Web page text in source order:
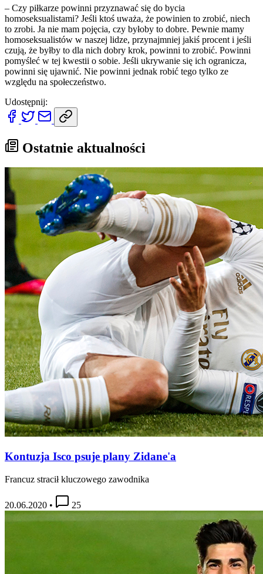
– Czy piłkarze powinni przyznawać się do bycia
homoseksualistami? Jeśli ktoś uważa, że powinien to zrobić, niech
to zrobi. Ja nie mam pojęcia, czy byłoby to dobre. Pewnie mamy
homoseksualistów w naszej lidze, przynajmniej jakiś procent i jeśli
czują, że byłby to dla nich dobry krok, powinni to zrobić. Powinni
pomyśleć w tej kwestii o sobie. Jeśli ukrywanie się ich ogranicza,
powinni się ujawnić. Nie powinni jednak robić tego tylko ze
względu na społeczeństwo.
Udostępnij:
Ostatnie aktualności
Kontuzja Isco psuje plany Zidane'a
Francuz stracił kluczowego zawodnika
20.06.2020 • 25